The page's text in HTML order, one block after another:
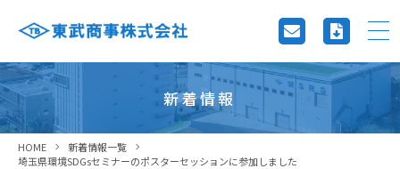
新着情報
HOME
新着情報一覧
埼玉県環境SDGsセミナーのポスターセッションに参加しました